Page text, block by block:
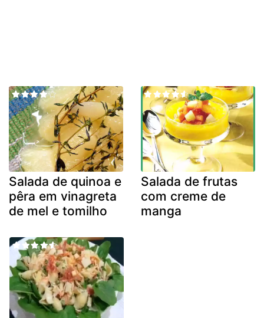
Salada de quinoa e
pêra em vinagreta
de mel e tomilho
Salada de frutas
com creme de
manga